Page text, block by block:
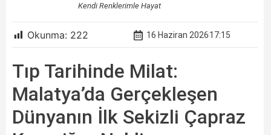
Kendi Renklerimle Hayat
Okunma: 222 16 Haziran 202617:15
Tıp Tarihinde Milat:
Malatya’da Gerçekleşen
Dünyanın İlk Sekizli Çapraz